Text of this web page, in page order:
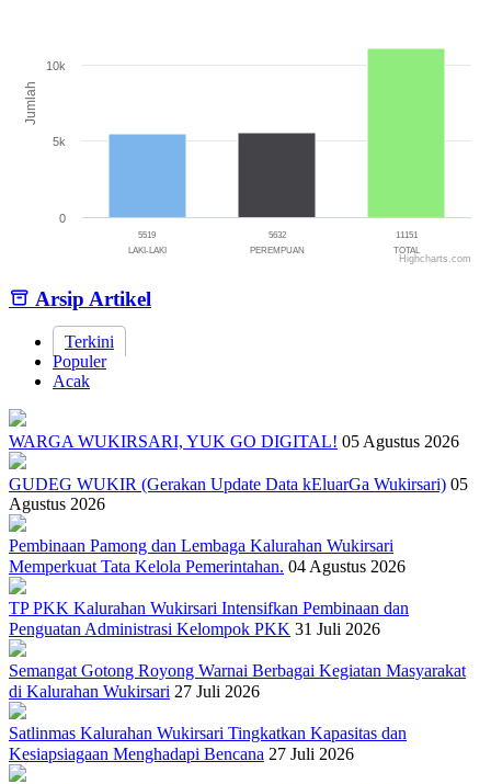
The chart has 1 Y axis displaying Jumlah. Range: 0 to 15000.
Jumlah
5519
LAKI-LAKI
5632
PEREMPUAN
11151
TOTAL
0
5k
10k
Highcharts.com
Arsip Artikel
Terkini
Populer
Acak
WARGA WUKIRSARI, YUK GO DIGITAL! 05 Agustus 2026
GUDEG WUKIR (Gerakan Update Data kEluarGa Wukirsari) 05
Agustus 2026
Pembinaan Pamong dan Lembaga Kalurahan Wukirsari
Memperkuat Tata Kelola Pemerintahan. 04 Agustus 2026
TP PKK Kalurahan Wukirsari Intensifkan Pembinaan dan
Penguatan Administrasi Kelompok PKK 31 Juli 2026
Semangat Gotong Royong Warnai Berbagai Kegiatan Masyarakat
di Kalurahan Wukirsari 27 Juli 2026
Satlinmas Kalurahan Wukirsari Tingkatkan Kapasitas dan
Kesiapsiagaan Menghadapi Bencana 27 Juli 2026